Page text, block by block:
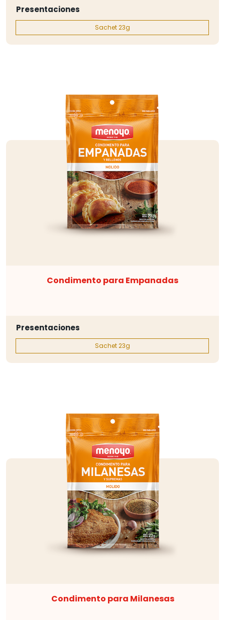
Presentaciones
Sachet 23g
Condimento para Empanadas
Presentaciones
Sachet 23g
Condimento para Milanesas